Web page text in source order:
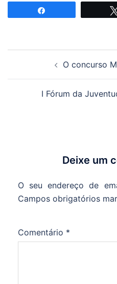
O concurso
I Fórum da
Deixe um
O seu endereço de
Campos obrigatórios
Comentário *